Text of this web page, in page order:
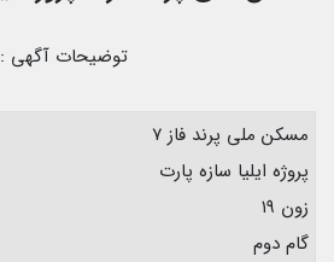
توضیحات آگهی :
مسکن ملی پرند فاز ۷
پروژه ایلیا سازه پارت
زون ۱۹
گام دوم